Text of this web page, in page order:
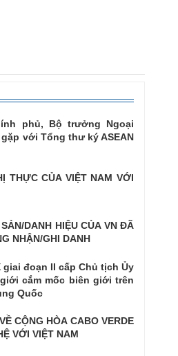
phủ, Bộ trưởng Ngoại
với Tổng thư ký ASEAN
THỰC CỦA VIỆT NAM VỚI
DANH HIỆU CỦA VN ĐÃ
NHẬN/GHI DANH
giai đoạn II cấp Chủ tịch Ủy
cắm mốc biên giới trên
Quốc
CỘNG HÒA CABO VERDE
VỚI VIỆT NAM